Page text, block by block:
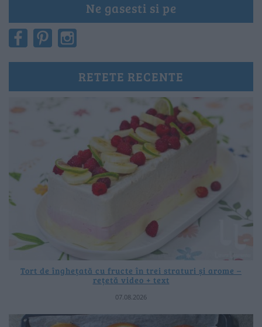
Ne gasesti si pe
RETETE RECENTE
Tort de înghețată cu fructe în trei straturi și arome –
rețetă video + text
07.08.2026